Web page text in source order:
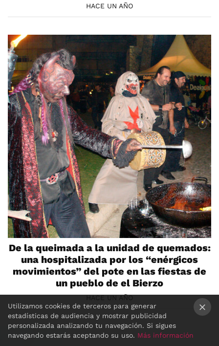
HACE UN AÑO
De la queimada a la unidad de quemados:
una hospitalizada por los “enérgicos
movimientos” del pote en las fiestas de
un pueblo de el Bierzo
HACE UN AÑO
Utilizamos cookies de terceros para generar
estadísticas de audiencia y mostrar publicidad
personalizada analizando tu navegación. Si sigues
navegando estarás aceptando su uso. Más información